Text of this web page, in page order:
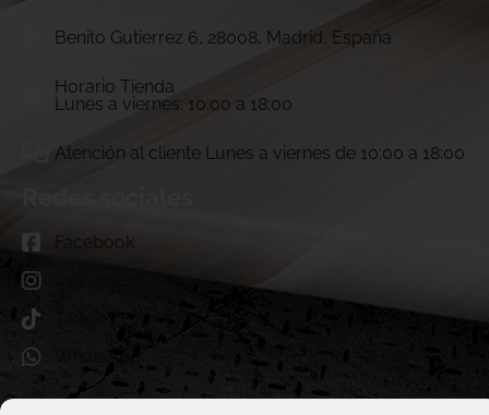
Benito Gutierrez 6, 28008, Madrid, España
Horario Tienda
Lunes a viernes: 10:00 a 18:00
Atención al cliente Lunes a viernes de 10:00 a 18:00
Facebook